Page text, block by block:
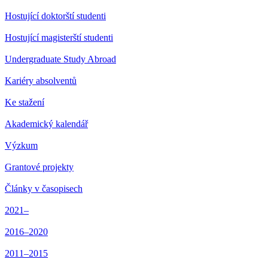
Hostující doktorští studenti
Hostující magisterští studenti
Undergraduate Study Abroad
Kariéry absolventů
Ke stažení
Akademický kalendář
Výzkum
Grantové projekty
Články v časopisech
2021–
2016–2020
2011–2015